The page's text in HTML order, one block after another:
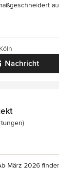
Nachricht
4.9 von 5
März 2026